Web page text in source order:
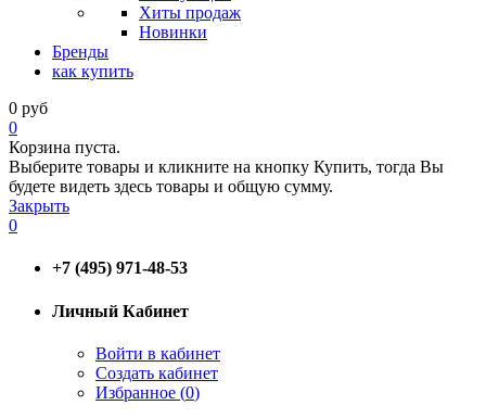
Хиты продаж
Новинки
Бренды
как купить
0 руб
0
Корзина пуста.
Выберите товары и кликните на кнопку Купить, тогда Вы
будете видеть здесь товары и общую сумму.
Закрыть
0
+7 (495) 971-48-53
Личный Кабинет
Войти в кабинет
Создать кабинет
Избранное (0)